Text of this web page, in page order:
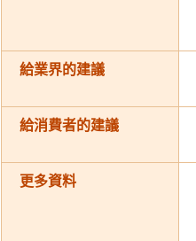
給業界的建議
給消費者的建議
更多資料